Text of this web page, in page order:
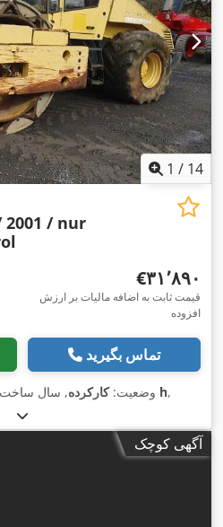
1 / 14
2001 / nur
‎€۳۱٬۸۹۰
قیمت ثابت به اضافه مالیات بر ارزش
افزوده
تماس بگیرید
وضعیت:کارکرده, سال ۳٬۸۲۴ h,
آگهی کوچک